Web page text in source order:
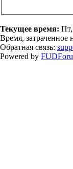
Текущее время: Пт,
Время, затраченное
Обратная связь:
Powered by